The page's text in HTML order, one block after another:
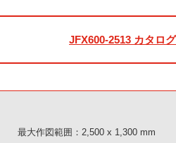
JFX600-2513 カタロ
最大作図範囲：2,500 x 1,300 mm